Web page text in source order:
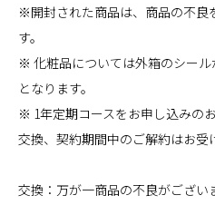
※開封された商品は、商品の不良
す。
※ 化粧品については外箱のシー
となります。
※ 1年定期コースをお申し込みの
交換、契約期間中のご解約はお受
交換：万が一商品の不良がござ